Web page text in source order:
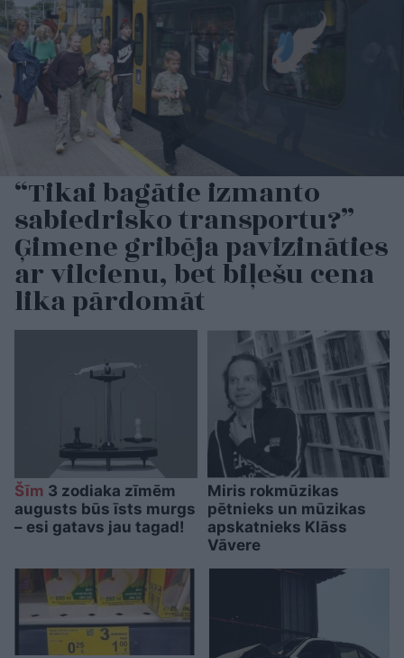
“Tikai bagātie izmanto
sabiedrisko transportu?”
Ģimene gribēja pavizināties
ar vilcienu, bet biļešu cena
lika pārdomāt
Šīm 3 zodiaka zīmēm
augusts būs īsts murgs
– esi gatavs jau tagad!
Miris rokmūzikas
pētnieks un mūzikas
apskatnieks Klāss
Vāvere